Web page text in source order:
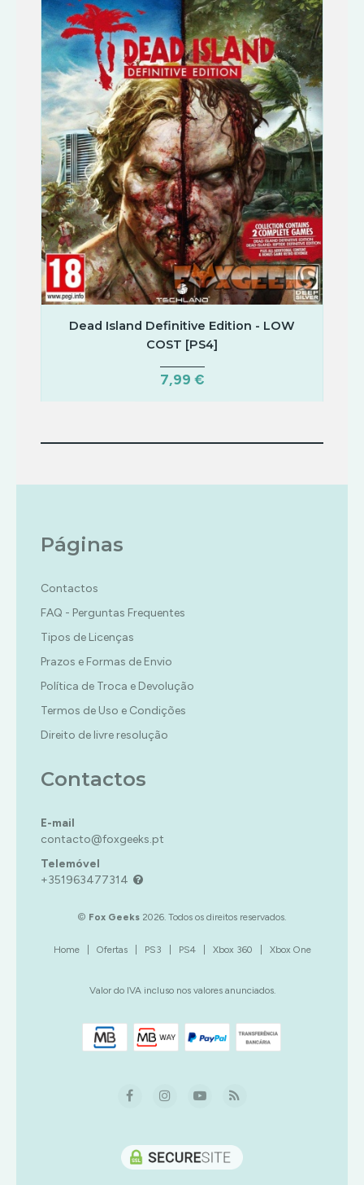
Dead Island Definitive Edition - LOW
COST [PS4]
7,99 €
Páginas
Contactos
FAQ - Perguntas Frequentes
Tipos de Licenças
Prazos e Formas de Envio
Política de Troca e Devolução
Termos de Uso e Condições
Direito de livre resolução
Contactos
E-mail
contacto@foxgeeks.pt
Telemóvel
+351963477314
© Fox Geeks 2026. Todos os direitos reservados.
Home| Ofertas| PS3 PS4| Xbox 360 Xbox One
Valor do IVA incluso nos valores anunciados.